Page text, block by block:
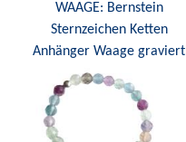
WAAGE: Bernstein
Sternzeichen Ketten
Anhänger Waage graviert